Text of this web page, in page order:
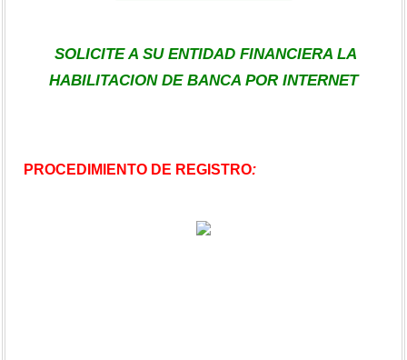
SOLICITE A SU ENTIDAD FINANCIERA LA
HABILITACION DE BANCA POR INTERNET
PROCEDIMIENTO DE REGISTRO: